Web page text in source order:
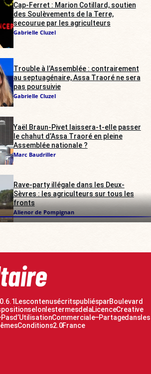
Cap-Ferret : Marion Cotillard, soutien
des Soulèvements de la Terre,
secourue par les agriculteurs
Gabrielle Cluzel
Trouble à l’Assemblée : contrairement
au septuagénaire, Assa Traoré ne sera
pas poursuivie
Gabrielle Cluzel
Yaël Braun-Pivet laissera-t-elle passer
le chahut d’Assa Traoré en pleine
Assemblée nationale ?
Marc Baudriller
Rave-party illégale dans les Deux-
Sèvres : les agriculteurs sur tous les
fronts
Alienor de Pompignan
Les contenus écrits publiés par Boulevard
selon les termes de la Licence Creative
d’Utilisation Commerciale – Partage dans les
Conditions 2.0 France